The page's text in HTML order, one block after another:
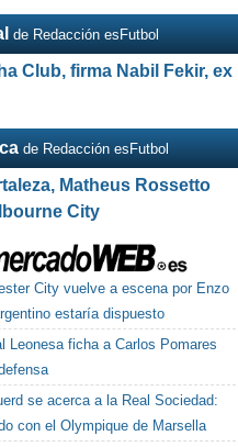
de Redacción esFutbol
Club, firma Nabil Fekir, ex
de Redacción esFutbol
Matheus Rossetto
City
City vuelve a escena por Enzo
estaría dispuesto
Leonesa ficha a Carlos Pomares
se acerca a la Real Sociedad:
con el Olympique de Marsella